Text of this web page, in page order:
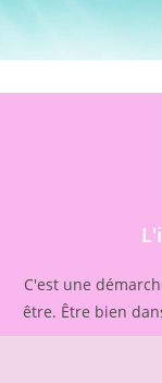
C'est une
être. Être bien